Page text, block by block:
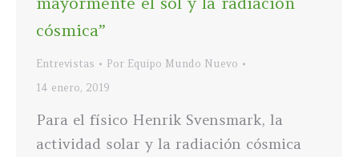
cósmica”
Entrevistas Por Equipo Mundo Nuevo
14 enero, 2019
Para el físico Henrik Svensmark, la
actividad solar y la radiación cósmica